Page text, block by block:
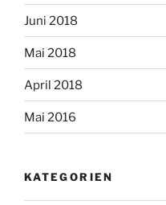
Juni 2018
Mai 2018
April 2018
Mai 2016
KATEGORIEN